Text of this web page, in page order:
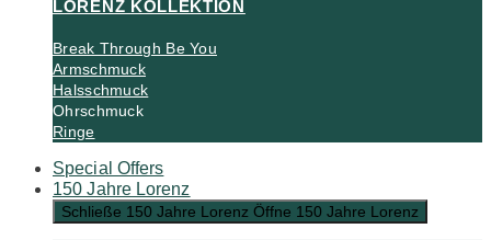
LORENZ KOLLEKTION
Break Through Be You
Armschmuck
Halsschmuck
Ohrschmuck
Ringe
Special Offers
150 Jahre Lorenz
Schließe 150 Jahre Lorenz Öffne 150 Jahre Lorenz